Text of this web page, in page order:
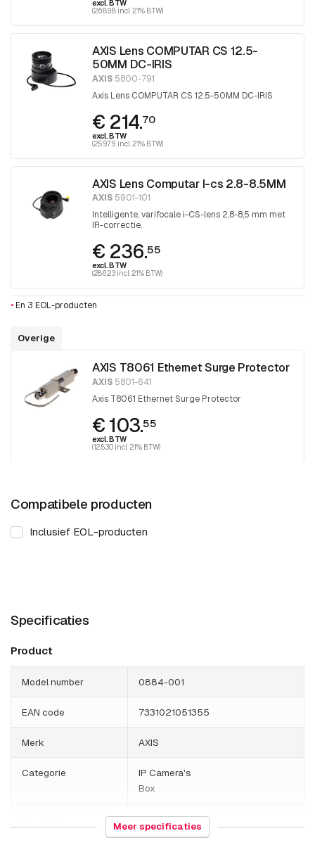
excl. BTW
(268.98 incl. 21% BTW)
AXIS Lens COMPUTAR CS 12.5-
50MM DC-IRIS
AXIS 5800-791
Axis Lens COMPUTAR CS 12.5-50MM DC-IRIS
€ 214.70
excl. BTW
(259.79 incl. 21% BTW)
AXIS Lens Computar I-cs 2.8-8.5MM
AXIS 5901-101
Intelligente, varifocale i-CS-lens 2,8-8,5 mm met
IR-correctie.
€ 236.55
excl. BTW
(286.23 incl. 21% BTW)
• En 3 EOL-producten
Overige
AXIS T8061 Ethernet Surge Protector
AXIS 5801-641
Axis T8061 Ethernet Surge Protector
€ 103.55
excl. BTW
(125.30 incl. 21% BTW)
Compatibele producten
Inclusief EOL-producten
Specificaties
Product
Model number 0884-001
EAN code 7331021051355
Merk AXIS
Categorie
IP Camera's
Box
1000 gram
Meer specificaties